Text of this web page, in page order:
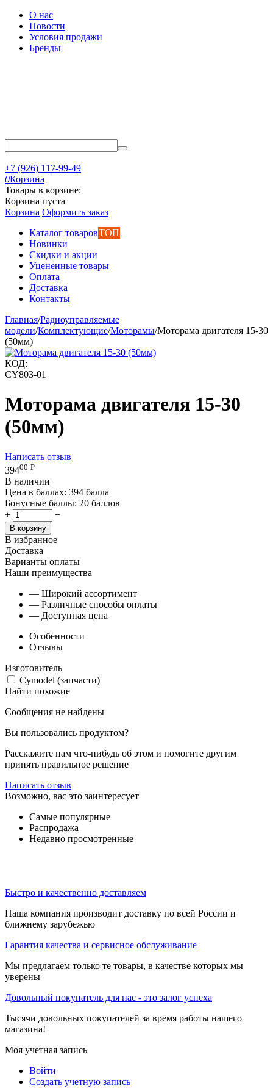
О нас
Новости
Условия продажи
Бренды
+7 (926) 117-99-49
0Корзина
Товары в корзине:
Корзина пуста
Корзина Оформить заказ
Каталог товаровТОП
Новинки
Скидки и акции
Уцененные товары
Оплата
Доставка
Контакты
Главная/Радиоуправляемые
модели/Комплектующие/Моторамы/Моторама двигателя 15-30
(50мм)
КОД:
CY803-01
Моторама двигателя 15-30
(50мм)
Написать отзыв
39400 Р
В наличии
Цена в баллах: 394 балла
Бонусные баллы: 20 баллов
+
−
В корзину
В избранное
Доставка
Варианты оплаты
Наши преимущества
— Широкий ассортимент
— Различные способы оплаты
— Доступная цена
Особенности
Отзывы
Изготовитель
Cymodel (запчасти)
Найти похожие
Сообщения не найдены
Вы пользовались продуктом?
Расскажите нам что-нибудь об этом и помогите другим
принять правильное решение
Написать отзыв
Возможно, вас это заинтересует
Самые популярные
Распродажа
Недавно просмотренные
Быстро и качественно доставляем
Наша компания производит доставку по всей России и
ближнему зарубежью
Гарантия качества и сервисное обслуживание
Мы предлагаем только те товары, в качестве которых мы
уверены
Довольный покупатель для нас - это залог успеха
Тысячи довольных покупателей за время работы нашего
магазина!
Моя учетная запись
Войти
Создать учетную запись